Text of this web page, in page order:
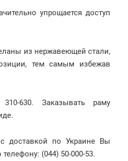
упрощается доступ
из нержавеющей стали,
тем самым избежав
630. Заказывать раму
доставкой по Украине Вы
(044) 50-000-53.